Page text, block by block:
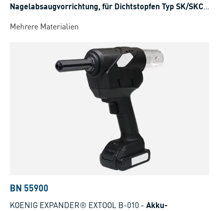
Nagelabsaugvorrichtung, für Dichtstopfen Typ SK/SKC,
Mehrere Materialien
BN 55900
KOENIG EXPANDER® EXTOOL B-010 - Akku-